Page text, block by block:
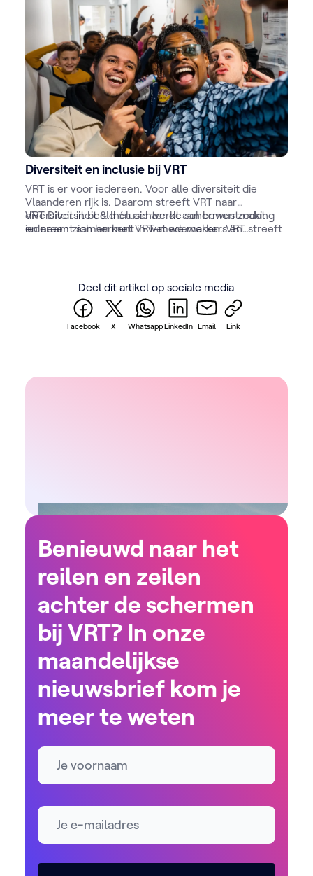
Diversiteit en inclusie bij VRT
VRT is er voor iedereen. Voor alle diversiteit die
Vlaanderen rijk is. Daarom streeft VRT naar
diversiteit in beeld én achter de schermen zodat
iedereen zich herkent in wat we maken. VRT streeft
VRT Diversiteit & Inclusie werkt aan bewustmaking
en neemt samen met VRT-medewerkers en
Deel dit artikel op sociale media
Facebook X WhatsappLinkedIn Email Link
Benieuwd naar het
reilen en zeilen
achter de schermen
bij VRT? In onze
maandelijkse
nieuwsbrief kom je
meer te weten
Naam
E-mailadres *